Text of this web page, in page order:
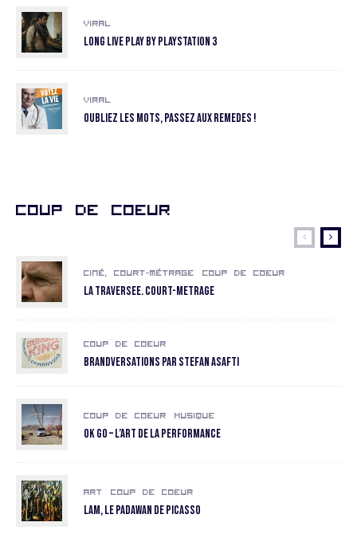
Viral
Long Live Play by Playstation 3
Viral
Oubliez les mots, passez aux remedes !
Coup de coeur
Ciné, court-métrage Coup de coeur
La Traversee. COURT-METRAGE
Coup de coeur
Brandversations par Stefan Asafti
Coup de coeur Musique
OK GO – L’art de la performance
Art Coup de coeur
LAM, le padawan de Picasso